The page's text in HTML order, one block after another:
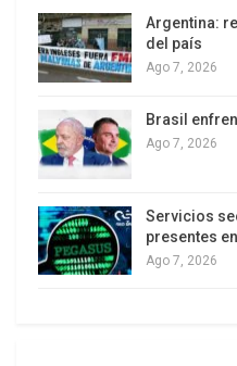
La formación de
revertir todas las
realizadas en los
ciudadanía a quienes,
suficientemente
Argentina:
del país
Ago 7, 2026
Brasil
Ago 7, 2026
Servicios
presentes
Ago 7, 2026